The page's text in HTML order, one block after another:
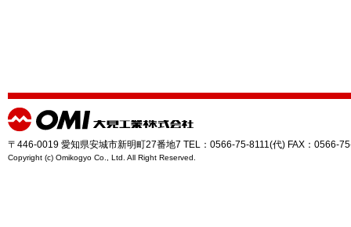
〒446-0019 愛知県安城市新明町27番地7 TEL：0566-75-8111(代) FAX：0566-
Copyright (c) Omikogyo Co., Ltd. All Right Reserved.